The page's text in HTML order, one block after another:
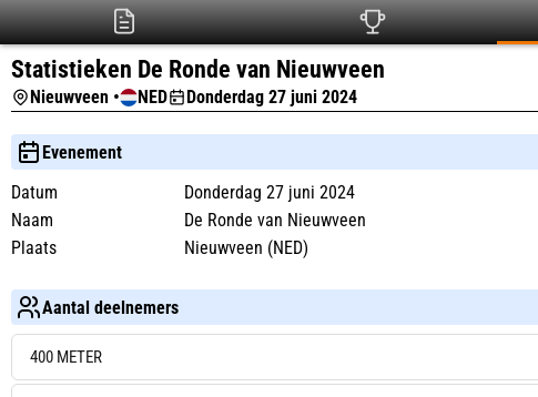
Statistieken De Ronde van Nieuwveen
Nieuwveen • NED Donderdag 27 juni 2024
Evenement
Datum
Donderdag 27 juni 2024
Naam
De Ronde van Nieuwveen
Plaats
Nieuwveen (NED)
Aantal deelnemers
400 METER